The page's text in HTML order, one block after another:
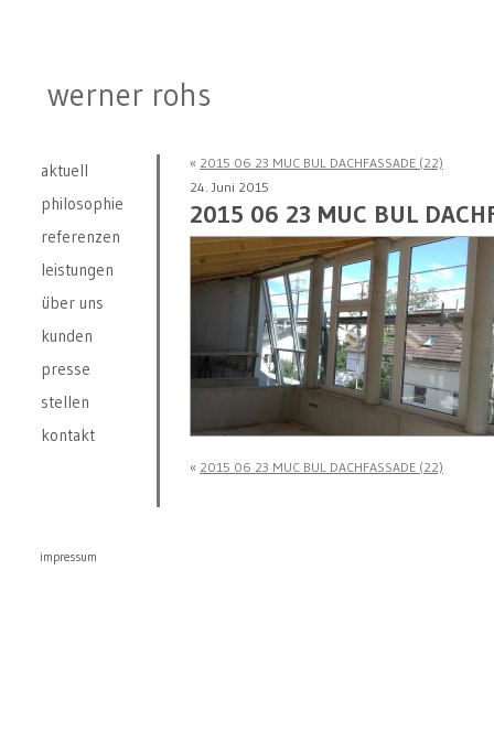
werner rohs
aktuell
philosophie
referenzen
leistungen
über uns
kunden
presse
stellen
kontakt
« 2015 06 23 MUC BUL DACHFASSADE (22)
24. Juni 2015
2015 06 23 MUC BUL
« 2015 06 23 MUC BUL DACHFASSADE (22)
impressum